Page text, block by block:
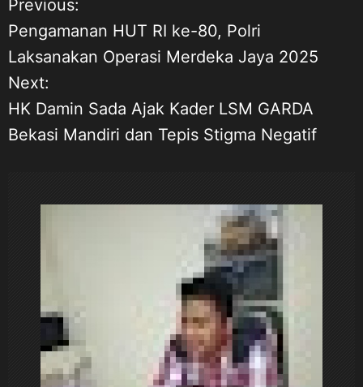
N
a
v
i
Previous:
Pengamanan HUT RI ke-80, Polri
Laksanakan Operasi Merdeka Jaya 2025
Next:
HK Damin Sada Ajak Kader LSM GARDA
Bekasi Mandiri dan Tepis Stigma Negatif